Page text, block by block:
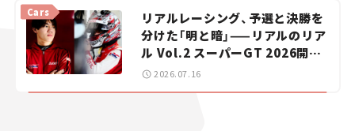
リアルレーシング、予選と決勝を
分けた「明と暗」——リアルのリア
ル Vol.2 スーパーGT 2026開幕
戦 岡山国際サーキット
Cars
2026.07.16